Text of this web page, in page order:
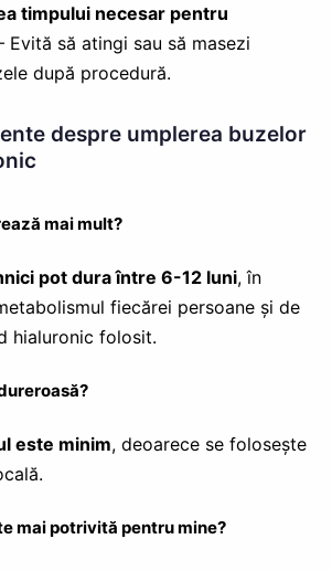
timpului necesar pentru
Evită să atingi sau să masezi
după procedură.
despre umplerea buzelor
mai mult?
pot dura între 6-12 luni, în
fiecărei persoane și de
hialuronic folosit.
este minim, deoarece se folosește
mai potrivită pentru mine?